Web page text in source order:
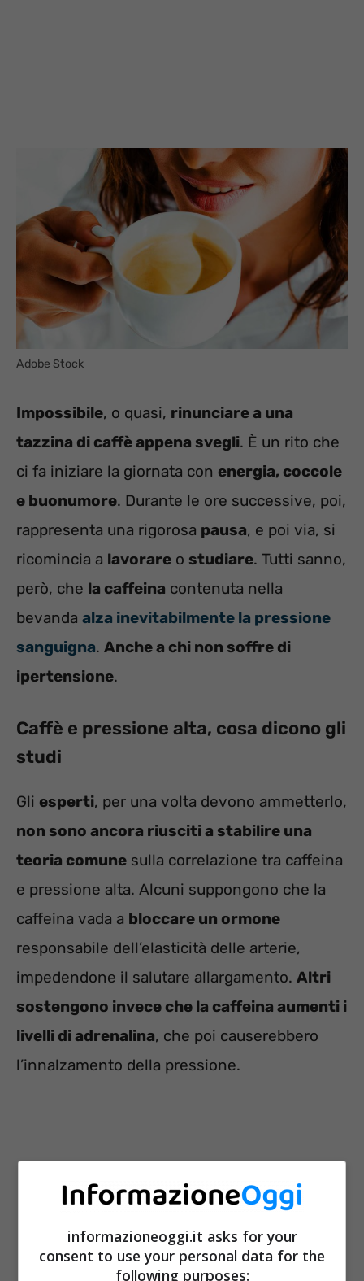
Adobe Stock
Impossibile, o quasi, rinunciare a una
tazzina di caffè appena svegli. È un rito che
ci fa iniziare la giornata con energia, coccole
e buonumore. Durante le ore successive, poi,
rappresenta una rigorosa pausa, e poi via, si
ricomincia a lavorare o studiare. Tutti sanno,
però, che la caffeina contenuta nella
bevanda alza inevitabilmente la pressione
sanguigna. Anche a chi non soffre di
ipertensione.
Caffè e pressione alta, cosa dicono gli
studi
Gli esperti, per una volta devono ammetterlo,
non sono ancora riusciti a stabilire una
teoria comune sulla correlazione tra caffeina
e pressione alta. Alcuni suppongono che la
caffeina vada a bloccare un ormone
responsabile dell’elasticità delle arterie,
impedendone il salutare allargamento. Altri
sostengono invece che la caffeina aumenti i
livelli di adrenalina, che poi causerebbero
l’innalzamento della pressione.
informazioneoggi.it asks for your
consent to use your personal data for the
following purposes: